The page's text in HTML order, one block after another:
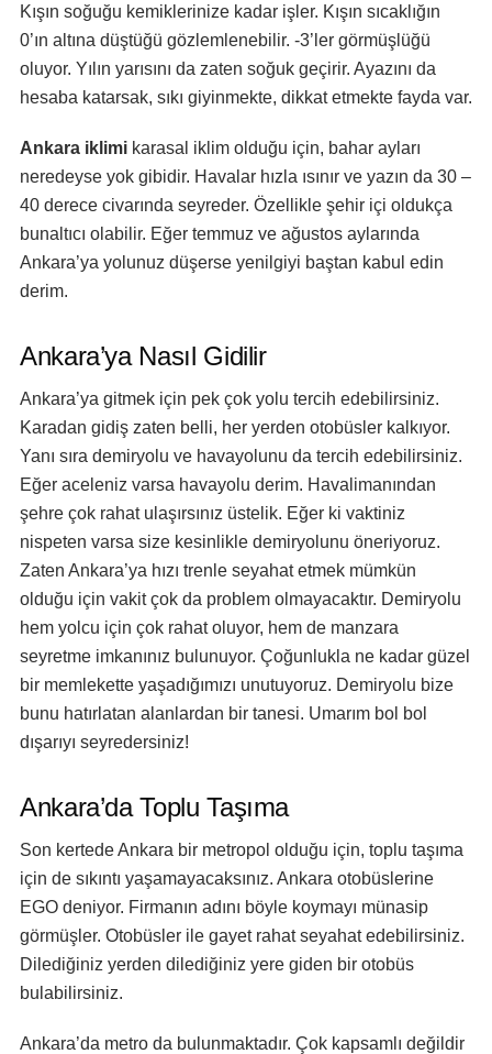
Kışın soğuğu kemiklerinize kadar işler. Kışın sıcaklığın
0’ın altına düştüğü gözlemlenebilir. -3’ler görmüşlüğü
oluyor. Yılın yarısını da zaten soğuk geçirir. Ayazını da
hesaba katarsak, sıkı giyinmekte, dikkat etmekte fayda var.
Ankara iklimi karasal iklim olduğu için, bahar ayları
neredeyse yok gibidir. Havalar hızla ısınır ve yazın da 30 –
40 derece civarında seyreder. Özellikle şehir içi oldukça
bunaltıcı olabilir. Eğer temmuz ve ağustos aylarında
Ankara’ya yolunuz düşerse yenilgiyi baştan kabul edin
derim.
Ankara’ya Nasıl Gidilir
Ankara’ya gitmek için pek çok yolu tercih edebilirsiniz.
Karadan gidiş zaten belli, her yerden otobüsler kalkıyor.
Yanı sıra demiryolu ve havayolunu da tercih edebilirsiniz.
Eğer aceleniz varsa havayolu derim. Havalimanından
şehre çok rahat ulaşırsınız üstelik. Eğer ki vaktiniz
nispeten varsa size kesinlikle demiryolunu öneriyoruz.
Zaten Ankara’ya hızı trenle seyahat etmek mümkün
olduğu için vakit çok da problem olmayacaktır. Demiryolu
hem yolcu için çok rahat oluyor, hem de manzara
seyretme imkanınız bulunuyor. Çoğunlukla ne kadar güzel
bir memlekette yaşadığımızı unutuyoruz. Demiryolu bize
bunu hatırlatan alanlardan bir tanesi. Umarım bol bol
dışarıyı seyredersiniz!
Ankara’da Toplu Taşıma
Son kertede Ankara bir metropol olduğu için, toplu taşıma
için de sıkıntı yaşamayacaksınız. Ankara otobüslerine
EGO deniyor. Firmanın adını böyle koymayı münasip
görmüşler. Otobüsler ile gayet rahat seyahat edebilirsiniz.
Dilediğiniz yerden dilediğiniz yere giden bir otobüs
bulabilirsiniz.
Ankara’da metro da bulunmaktadır. Çok kapsamlı değildir